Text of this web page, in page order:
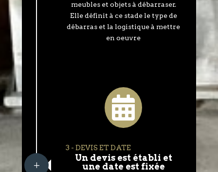
meubles et objets à débarraser.
Elle définit à ce stade le type de
débarras et la logistique à mettre
en oeuvre
L

3 - DEVIS ET DATE
Un devis est établi et
une date est fixée